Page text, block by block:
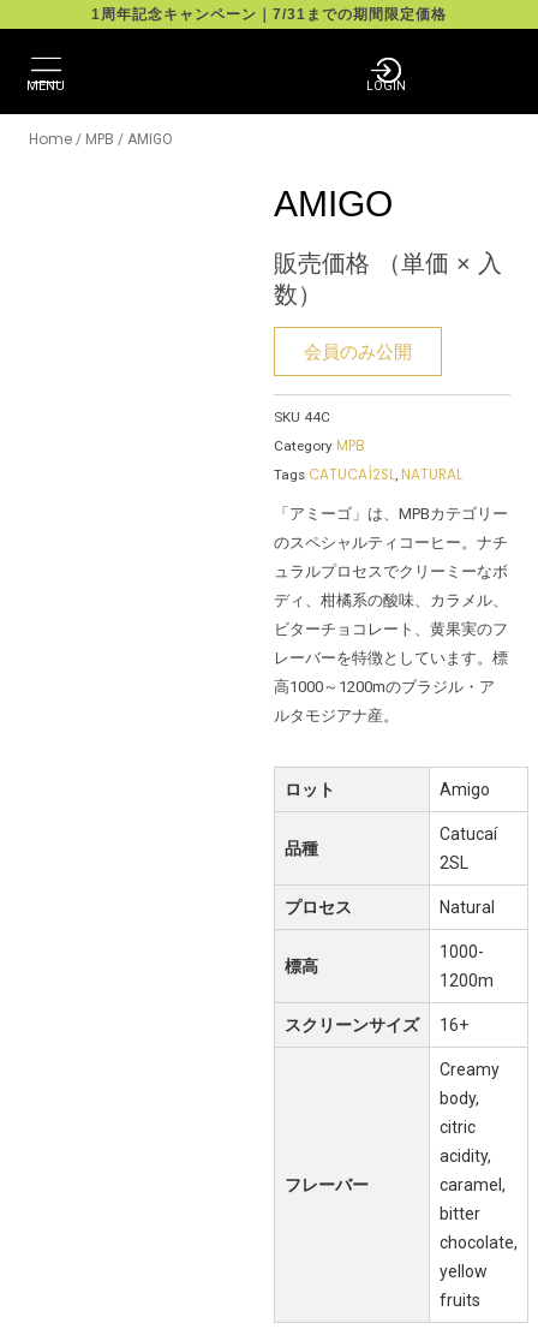
content
1周年記念キャンペーン｜7/31までの期間限定価格
MENU LOGIN
Home/ MPB / AMIGO
AMIGO
販売価格 （単価 × 入
数）
会員のみ公開
SKU 44C
Category MPB
Tags CATUCAÍ2SL ,NATURAL
「アミーゴ」は、MPBカテゴリー
のスペシャルティコーヒー。ナチ
ュラルプロセスでクリーミーなボ
ディ、柑橘系の酸味、カラメル、
ビターチョコレート、黄果実のフ
レーバーを特徴としています。標
高1000～1200mのブラジル・ア
ルタモジアナ産。
ロット Amigo
品種
Catucaí
2SL
プロセス Natural
標高
1000-
1200m
スクリーンサイズ 16+
フレーバー
Creamy
body,
citric
acidity,
caramel,
bitter
chocolate,
yellow
fruits